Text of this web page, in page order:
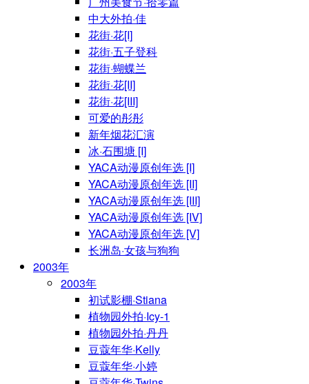
中大外拍·佳
花街·花[I]
花街·五子登科
花街·蝴蝶兰
花街·花[II]
花街·花[III]
可爱的彤彤
新年烟花汇演
冰·石围塘 [I]
YACA动漫原创年选 [I]
YACA动漫原创年选 [II]
YACA动漫原创年选 [III]
YACA动漫原创年选 [IV]
YACA动漫原创年选 [V]
长洲岛·女孩与狗狗
2003年
2003年
初试影棚·Stiana
植物园外拍·Icy-1
植物园外拍·丹丹
豆蔻年华·Kelly
豆蔻年华·小婷